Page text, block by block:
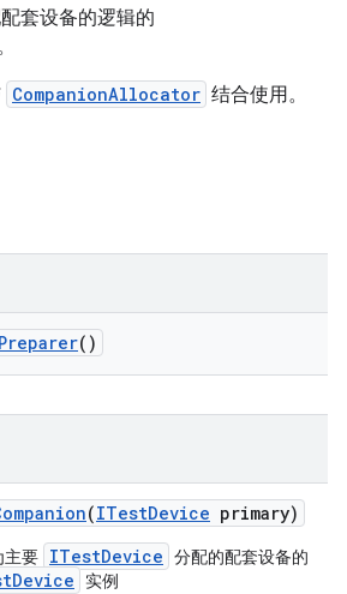
套设备的逻辑的
CompanionAllocator 结合使用。
Preparer()
(ITestDevice primary)
主要 ITestDevice 分配的配套设备的
实例